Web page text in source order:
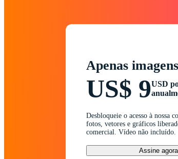
Apenas imagens
US$ 9USD
Desbloqueie o acesso à nossa
fotos, vetores e gráficos
comercial. Vídeo não incluído.
Assine agora